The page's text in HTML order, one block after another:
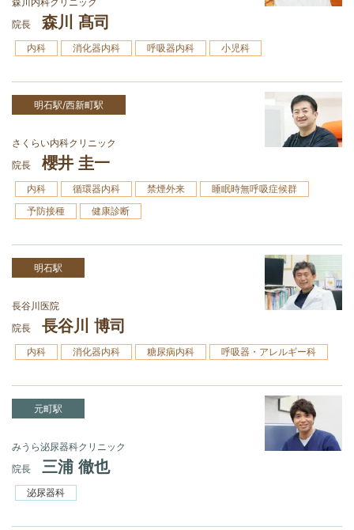
院長
森川 髙司
内科 消化器内科 呼吸器内科 小児科
明石駅/西新町駅
さくらい内科クリニック
院長
櫻井 圭一
内科 循環器内科 禁煙外来
睡眠時無呼吸症候群
予防接種
健康診断
明石駅
長谷川医院
院長
長谷川 博司
内科 消化器内科 糖尿病内科 呼吸器・アレルギー科
元町駅
みうら泌尿器科クリニック
院長
三浦 徹也
泌尿器科